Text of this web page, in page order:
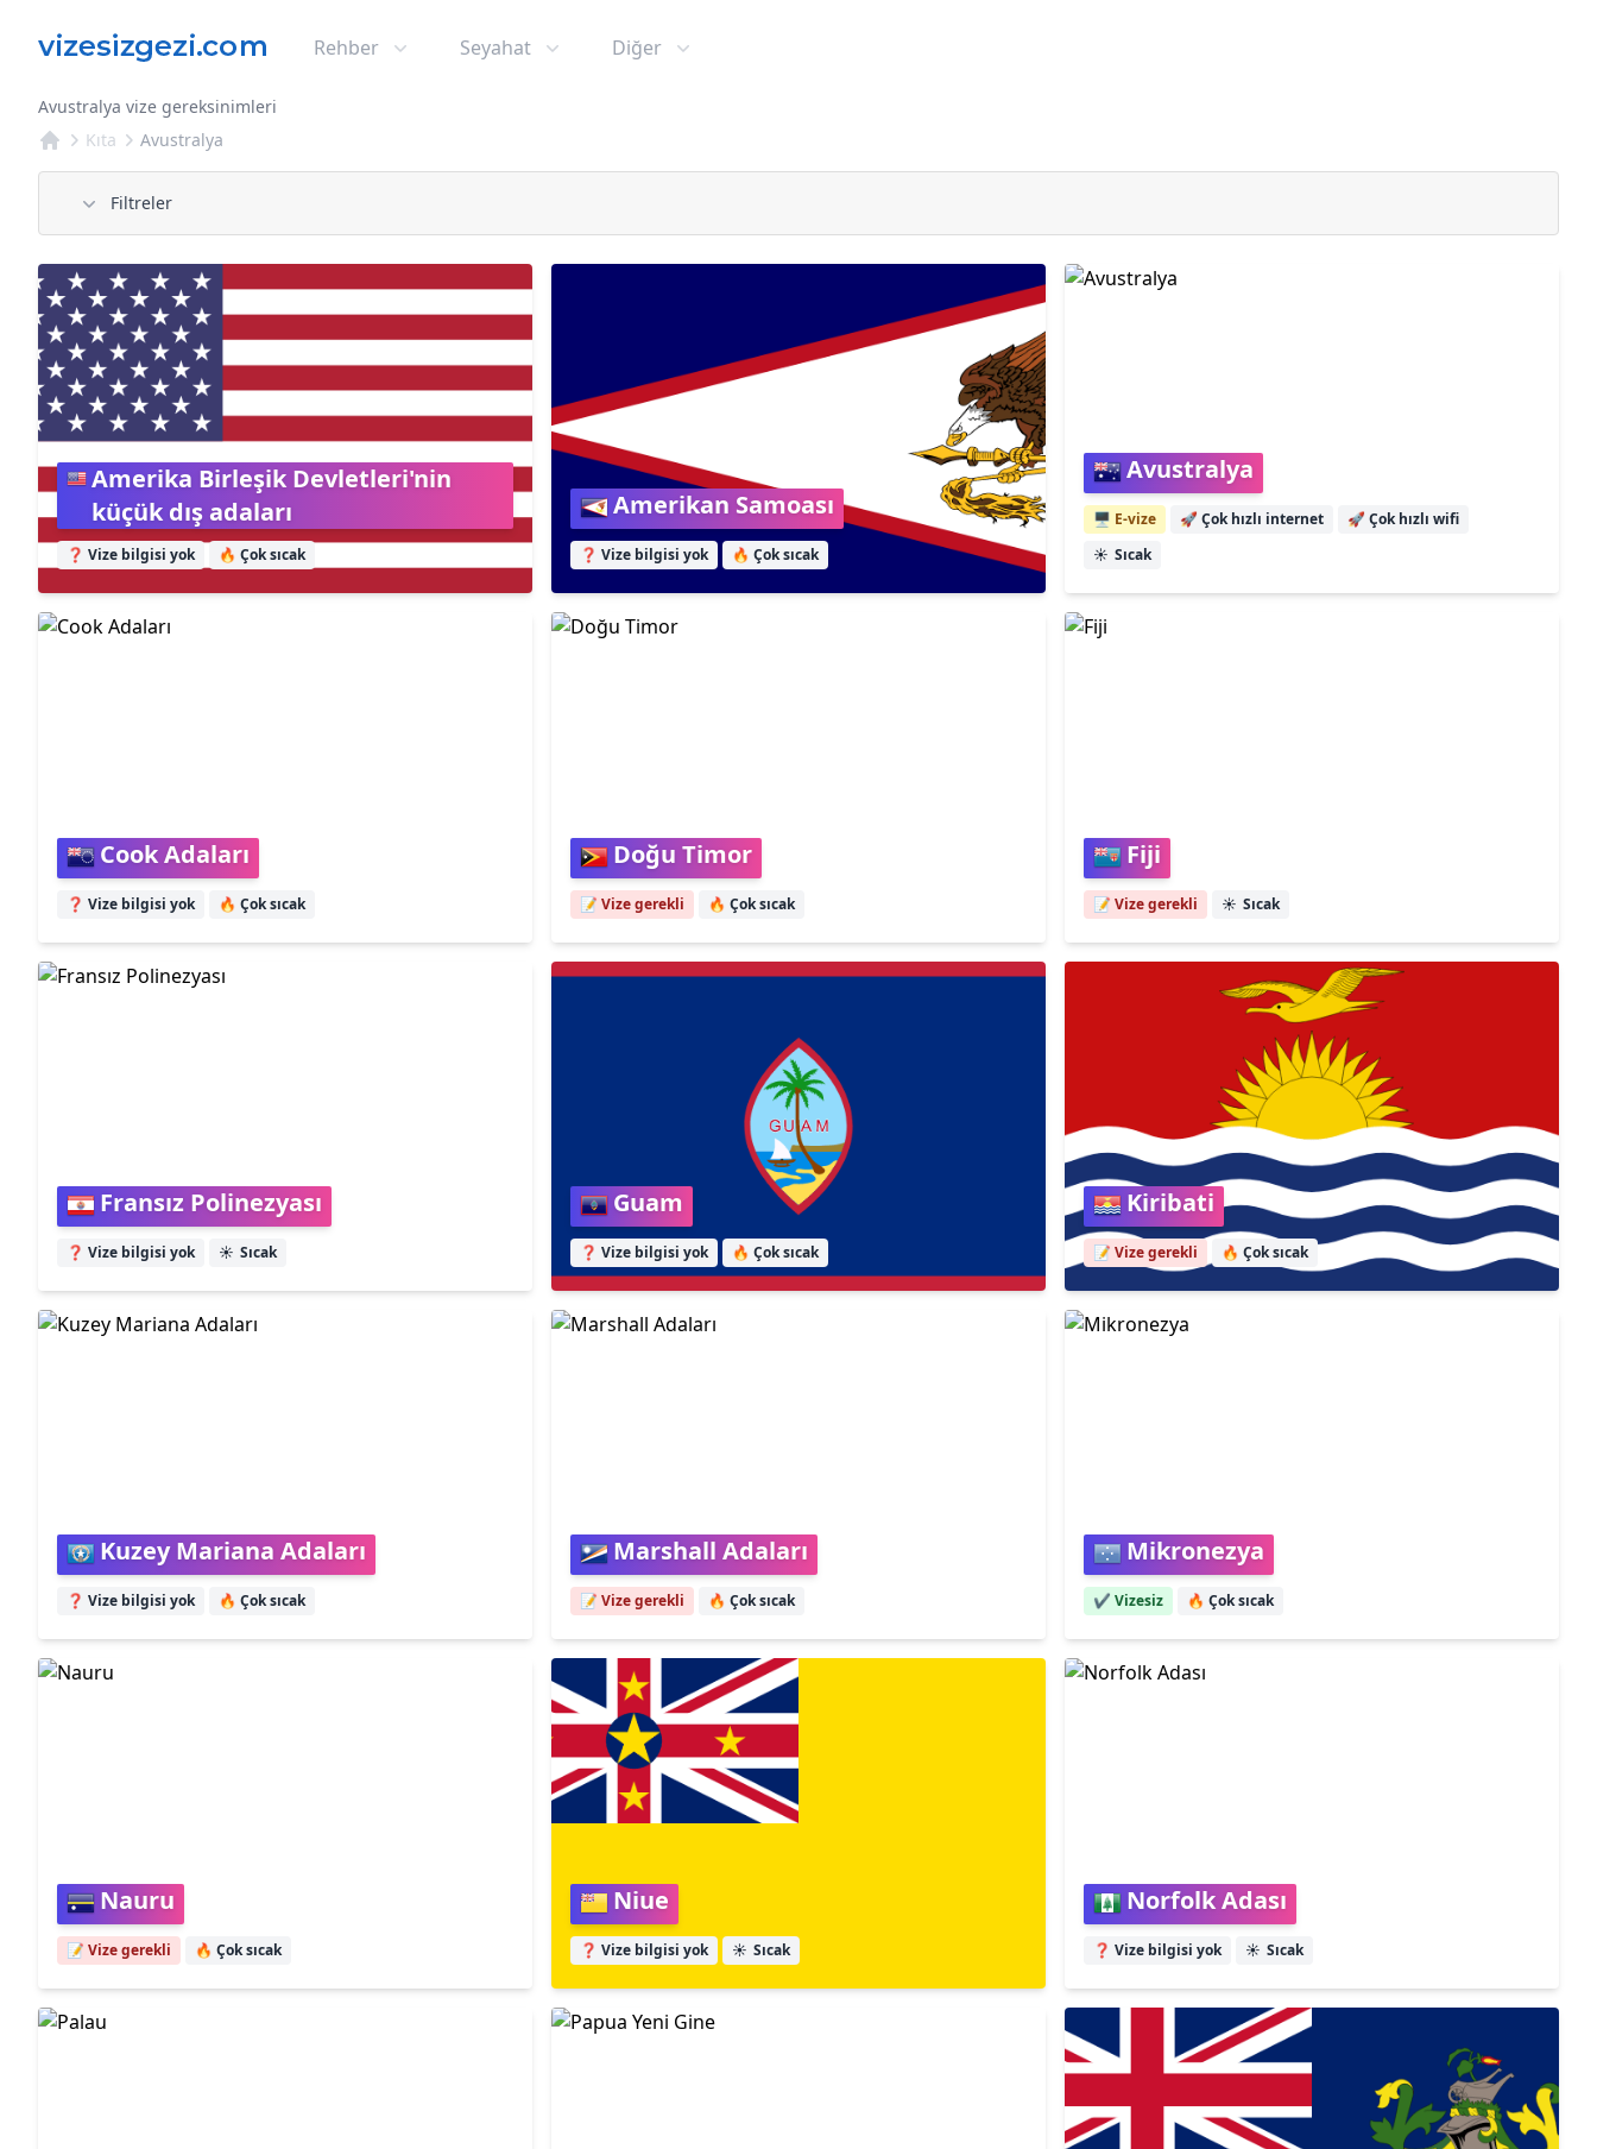
Rehber Seyahat Diğer
Avustralya vize gereksinimleri
Kıta
Avustralya
Filtreler
Amerika Birleşik Devletleri'nin
küçük dış adaları
❓ Vize bilgisi yok 🔥 Çok sıcak
Amerikan Samoası
❓ Vize bilgisi yok 🔥 Çok sıcak
Avustralya
🖥️ E-vize 🚀 Çok hızlı internet 🚀 Çok hızlı wifi
☀️ Sıcak
Cook Adaları
❓ Vize bilgisi yok 🔥 Çok sıcak
Doğu Timor
📝 Vize gerekli 🔥 Çok sıcak
Fiji
📝 Vize gerekli ☀️ Sıcak
Fransız Polinezyası
❓ Vize bilgisi yok ☀️ Sıcak
Guam
❓ Vize bilgisi yok 🔥 Çok sıcak
Kiribati
📝 Vize gerekli 🔥 Çok sıcak
Kuzey Mariana Adaları
❓ Vize bilgisi yok 🔥 Çok sıcak
Marshall Adaları
📝 Vize gerekli 🔥 Çok sıcak
Mikronezya
✔️ Vizesiz 🔥 Çok sıcak
Nauru
📝 Vize gerekli 🔥 Çok sıcak
Niue
❓ Vize bilgisi yok ☀️ Sıcak
Norfolk Adası
❓ Vize bilgisi yok ☀️ Sıcak